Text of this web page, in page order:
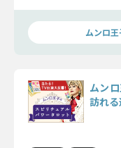
きましょう。
ムンロ
ムン
訪れ